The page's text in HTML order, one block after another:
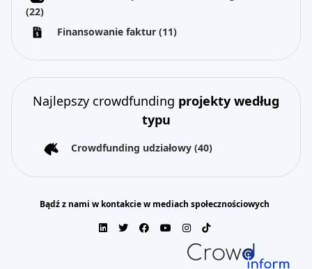
(22)
Finansowanie faktur (11)
Najlepszy crowdfunding projekty według
typu
Crowdfunding udziałowy (40)
Bądź z nami w kontakcie w mediach społecznościowych